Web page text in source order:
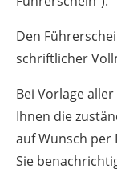
Den
schriftlicher
Bei Vorlage
Ihnen die
auf Wunsch per
Sie